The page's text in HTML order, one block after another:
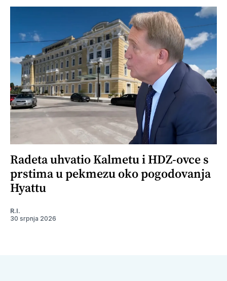
Radeta uhvatio Kalmetu i HDZ-ovce s
prstima u pekmezu oko pogodovanja
Hyattu
R.I.
30 srpnja 2026